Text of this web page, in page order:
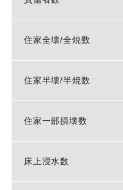
住家全壊/全焼数
住家半壊/半焼数
住家一部損壊数
床上浸水数